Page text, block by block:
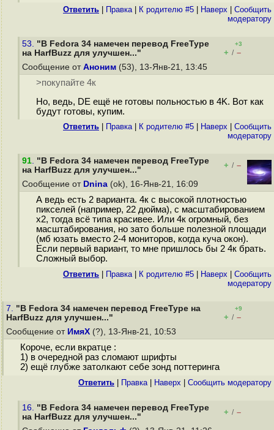
Ответить Правка| К родителю #5 Наверх
Cообщить
модератору
53. "В Fedora 34 намечен перевод FreeType
на HarfBuzz для улучшен..."
+3
+ / –
Сообщение от Аноним (53), 13-Янв-21, 13:45
>покупайте 4к
Но, ведь, DE ещё не готовы польностью в 4K. Вот как
будут готовы, купим.
Ответить Правка| К родителю #5 Наверх
Cообщить
модератору
91. "В Fedora 34 намечен перевод FreeType
на HarfBuzz для улучшен..."
+ / –
Сообщение от Dnina (ok), 16-Янв-21, 16:09
А ведь есть 2 варианта. 4к с высокой плотностью
пикселей (например, 22 дюйма), с масштабированием
х2, тогда всё типа красивее. Или 4к огромный, без
масштабирования, но зато больше полезной площади
(мб юзать вместо 2-4 мониторов, когда куча окон).
Если первый вариант, то мне пришлось бы 2 4к брать.
Сложный выбор.
Ответить Правка| К родителю #5 Наверх
Cообщить
модератору
7. "В Fedora 34 намечен перевод FreeType на
HarfBuzz для улучшен..."
+9
+ / –
Сообщение от ИмяХ (?), 13-Янв-21, 10:53
Короче, если вкратце :
1) в очередной раз сломают шрифты
2) ещё глубже затолкают себе зонд поттеринга
Ответить Правка| Наверх Cообщить модератору
16. "В Fedora 34 намечен перевод FreeType
на HarfBuzz для улучшен..."
+ / –